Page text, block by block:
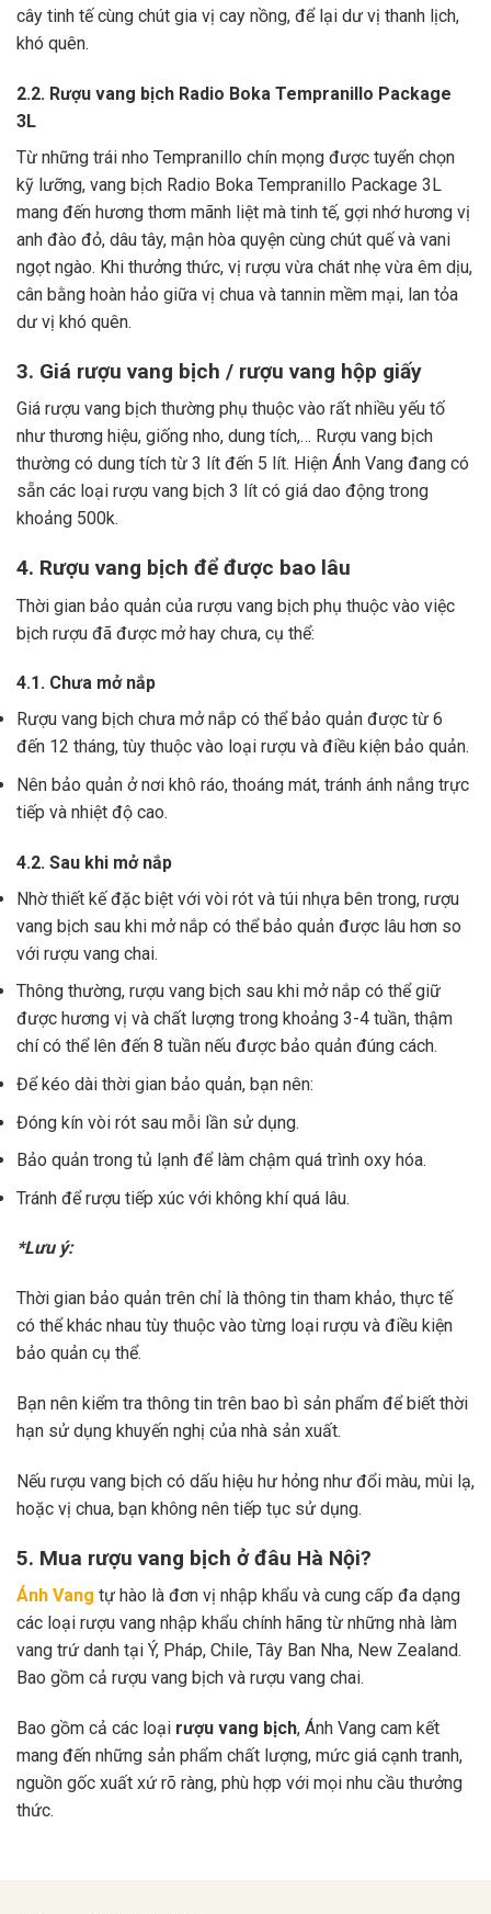
cây tinh tế cùng chút gia vị cay nồng, để lại dư vị thanh lịch,
khó quên.
2.2. Rượu vang bịch Radio Boka Tempranillo Package
3L
Từ những trái nho Tempranillo chín mọng được tuyển chọn
kỹ lưỡng, vang bịch Radio Boka Tempranillo Package 3L
mang đến hương thơm mãnh liệt mà tinh tế, gợi nhớ hương vị
anh đào đỏ, dâu tây, mận hòa quyện cùng chút quế và vani
ngọt ngào. Khi thưởng thức, vị rượu vừa chát nhẹ vừa êm dịu,
cân bằng hoàn hảo giữa vị chua và tannin mềm mại, lan tỏa
dư vị khó quên.
3. Giá rượu vang bịch / rượu vang hộp giấy
Giá rượu vang bịch thường phụ thuộc vào rất nhiều yếu tố
như thương hiệu, giống nho, dung tích,… Rượu vang bịch
thường có dung tích từ 3 lít đến 5 lít. Hiện Ánh Vang đang có
sẵn các loại rượu vang bịch 3 lít có giá dao động trong
khoảng 500k.
4. Rượu vang bịch để được bao lâu
Thời gian bảo quản của rượu vang bịch phụ thuộc vào việc
bịch rượu đã được mở hay chưa, cụ thể:
4.1. Chưa mở nắp
Rượu vang bịch chưa mở nắp có thể bảo quản được từ 6
đến 12 tháng, tùy thuộc vào loại rượu và điều kiện bảo quản.
Nên bảo quản ở nơi khô ráo, thoáng mát, tránh ánh nắng trực
tiếp và nhiệt độ cao.
4.2. Sau khi mở nắp
Nhờ thiết kế đặc biệt với vòi rót và túi nhựa bên trong, rượu
vang bịch sau khi mở nắp có thể bảo quản được lâu hơn so
với rượu vang chai.
Thông thường, rượu vang bịch sau khi mở nắp có thể giữ
được hương vị và chất lượng trong khoảng 3-4 tuần, thậm
chí có thể lên đến 8 tuần nếu được bảo quản đúng cách.
Để kéo dài thời gian bảo quản, bạn nên:
Đóng kín vòi rót sau mỗi lần sử dụng.
Bảo quản trong tủ lạnh để làm chậm quá trình oxy hóa.
Tránh để rượu tiếp xúc với không khí quá lâu.
*Lưu ý:
Thời gian bảo quản trên chỉ là thông tin tham khảo, thực tế
có thể khác nhau tùy thuộc vào từng loại rượu và điều kiện
bảo quản cụ thể.
Bạn nên kiểm tra thông tin trên bao bì sản phẩm để biết thời
hạn sử dụng khuyến nghị của nhà sản xuất.
Nếu rượu vang bịch có dấu hiệu hư hỏng như đổi màu, mùi lạ,
hoặc vị chua, bạn không nên tiếp tục sử dụng.
5. Mua rượu vang bịch ở đâu Hà Nội?
Ánh Vang tự hào là đơn vị nhập khẩu và cung cấp đa dạng
các loại rượu vang nhập khẩu chính hãng từ những nhà làm
vang trứ danh tại Ý, Pháp, Chile, Tây Ban Nha, New Zealand.
Bao gồm cả rượu vang bịch và rượu vang chai.
Bao gồm cả các loại rượu vang bịch, Ánh Vang cam kết
mang đến những sản phẩm chất lượng, mức giá cạnh tranh,
nguồn gốc xuất xứ rõ ràng, phù hợp với mọi nhu cầu thưởng
thức.